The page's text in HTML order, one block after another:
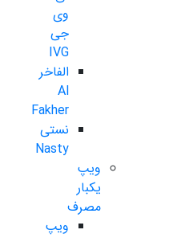
وی
جی
IVG
الفاخر
Al
Fakher
نستی
Nasty
ویپ
یکبار
مصرف
ویپ